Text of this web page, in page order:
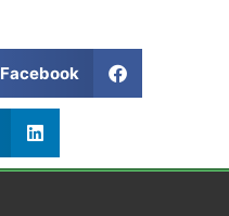
Facebook